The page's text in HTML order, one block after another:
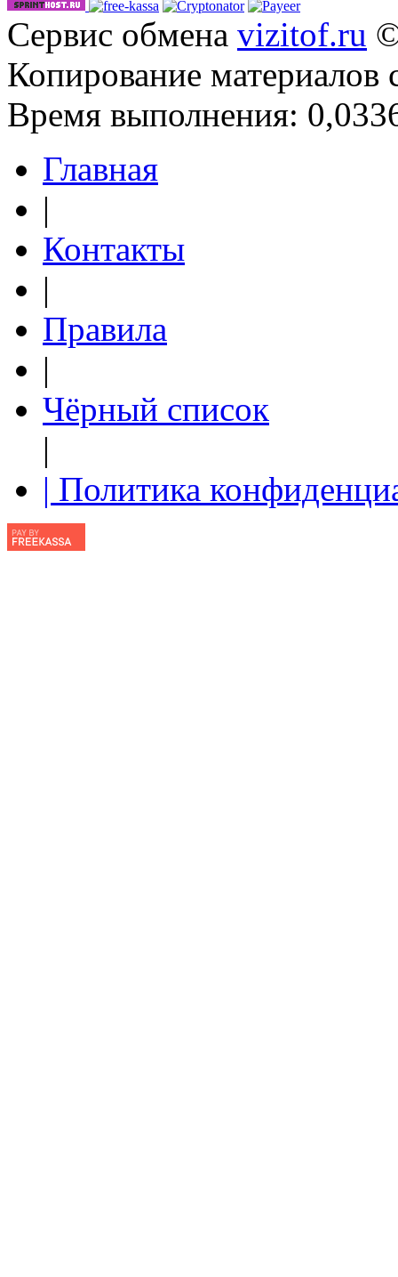
Сервис обмена vizitof.ru
Копирование материалов
Время выполнения:
Главная
|
Контакты
|
Правила
|
Чёрный список
|
| Политика